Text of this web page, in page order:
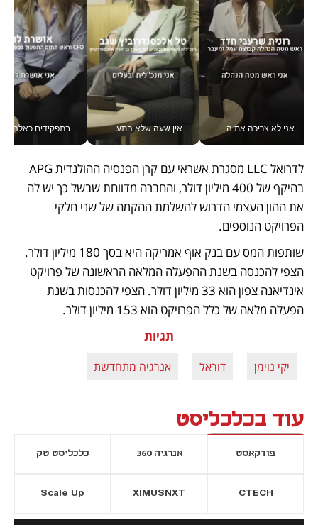
אני לא צריכה את המשרד: רונית שרעבי-חדד מנהלת ארגון של 30000 עובדים מכל מקום_v אין שעה שלא התעסקתי במשבר - טל אלכסנדרוביץ’ שגב מנהלת משברים תקשורתיים מכל מקום עם ה- Galaxy Z Fold8 Ultra שלה_v
הפרויקט הנוספים.
הפעלה מלאה של כלל הפרויקט הוא 153 מיליון דולר.
תגיות
יקי נוימן דוראל אנרגיה מתחדשת
עוד בכלכליסט
פודקאסט אנרגיה 360 כלכליסט טק
CTECH
XIMUSNXT
Scale Up
נפתח בכרטיסייה חדשה חדשה